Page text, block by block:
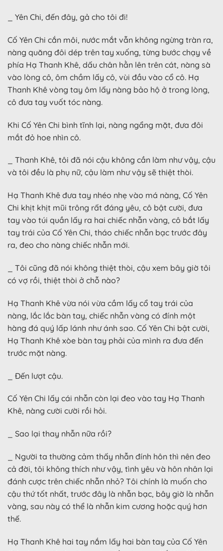
_ Yên Chi, đến đây, gả cho tôi đi!
Cố Yên Chi cắn môi, nước mắt vẫn không ngừng tràn ra,
nàng quăng đôi dép trên tay xuống, từng bước chạy về
phía Hạ Thanh Khê, dấu chân hằn lên trên cát, nàng sà
vào lòng cô, ôm chầm lấy cô, vùi đầu vào cổ cô. Hạ
Thanh Khê vòng tay ôm lấy nàng bảo hộ ở trong lòng,
cô đưa tay vuốt tóc nàng.
Khi Cố Yên Chi bình tĩnh lại, nàng ngẩng mặt, đưa đôi
mắt đỏ hoe nhìn cô.
_ Thanh Khê, tôi đã nói cậu không cần làm như vậy, cậu
và tôi đều là phụ nữ, cậu làm như vậy sẽ thiệt thòi.
Hạ Thanh Khê đưa tay nhéo nhẹ vào má nàng, Cố Yên
Chi khịt khịt mũi trông rất đáng yêu, cô bật cười, đưa
tay vào túi quần lấy ra hai chiếc nhẫn vàng, cô bắt lấy
tay trái của Cố Yên Chi, tháo chiếc nhẫn bạc trước đây
ra, đeo cho nàng chiếc nhẫn mới.
_ Tôi cũng đã nói không thiệt thòi, cậu xem bây giờ tôi
có vợ rồi, thiệt thòi ở chỗ nào?
Hạ Thanh Khê vừa nói vừa cầm lấy cổ tay trái của
nàng, lắc lắc bàn tay, chiếc nhẫn vàng có đính một
hàng đá quý lấp lánh như ánh sao. Cố Yên Chi bật cười,
Hạ Thanh Khê xòe bàn tay phải của mình ra đưa đến
trước mặt nàng.
_ Đến lượt cậu.
Cố Yên Chi lấy cái nhẫn còn lại đeo vào tay Hạ Thanh
Khê, nàng cười cười rồi hỏi.
_ Sao lại thay nhẫn nữa rồi?
_ Người ta thường cảm thấy nhẫn đính hôn thì nên đeo
cả đời, tôi không thích như vậy, tình yêu và hôn nhân lại
đánh cược trên chiếc nhẫn nhỏ? Tôi chính là muốn cho
cậu thứ tốt nhất, trước đây là nhẫn bạc, bây giờ là nhẫn
vàng, sau này có thể là nhẫn kim cương hoặc quý hơn
thế.
Hạ Thanh Khê hai tay nắm lấy hai bàn tay của Cố Yên